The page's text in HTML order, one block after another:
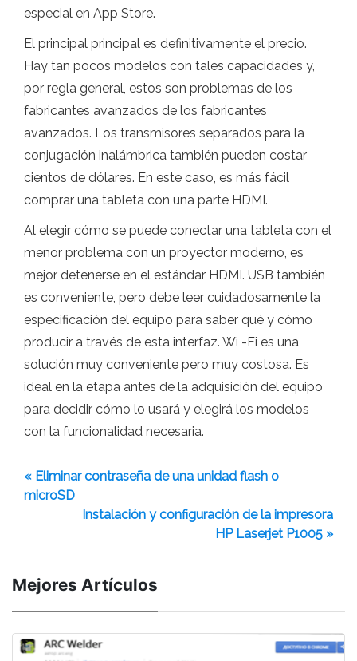
especial en App Store.
El principal principal es definitivamente el precio.
Hay tan pocos modelos con tales capacidades y,
por regla general, estos son problemas de los
fabricantes avanzados de los fabricantes
avanzados. Los transmisores separados para la
conjugación inalámbrica también pueden costar
cientos de dólares. En este caso, es más fácil
comprar una tableta con una parte HDMI.
Al elegir cómo se puede conectar una tableta con el
menor problema con un proyector moderno, es
mejor detenerse en el estándar HDMI. USB también
es conveniente, pero debe leer cuidadosamente la
especificación del equipo para saber qué y cómo
producir a través de esta interfaz. Wi -Fi es una
solución muy conveniente pero muy costosa. Es
ideal en la etapa antes de la adquisición del equipo
para decidir cómo lo usará y elegirá los modelos
con la funcionalidad necesaria.
« Eliminar contraseña de una unidad flash o
microSD
Instalación y configuración de la impresora
HP Laserjet P1005 »
Mejores Artículos